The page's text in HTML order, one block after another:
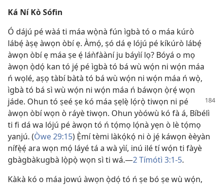
Ká Ní Kò Sófin
Ó dájú pé wàá ti máa wọ̀nà fún ìgbà tó o máa kúrò
lábẹ́ àṣẹ àwọn òbí ẹ. Àmọ́, ṣó dá ẹ lójú pé kíkúrò lábẹ́
àwọn òbí ẹ máa ṣe ẹ́ láǹfààní ju báyìí lọ? Bóyá o mọ
àwọn ọ̀dọ́ kan tó jẹ́ pé ìgbà tó bá wù wọ́n ni wọ́n máa
ń wọlé, aṣọ tàbí bàtà tó bá wù wọ́n ni wọ́n máa ń wọ̀,
ìgbà tó bá sì wù wọ́n ni wọ́n máa ń báwọn ọ̀rẹ́ wọn
jáde. Ohun tó ṣeé ṣe kó máa ṣẹlẹ̀ lọ́rọ̀ tiwọn ni pé
àwọn òbí wọn ò ráyè tiwọn. Ohun yòówù kó fà á, Bíbélì
ti fi dá wa lójú pé àwọn tó ń tọ́mọ lọ́nà yẹn ò lè tọ́mọ
yanjú. (Òwe 29:15) Ẹ̀mí tèmi làkọ́kọ́ ni ò jẹ́ káwọn èèyàn
nífẹ̀ẹ́ ara wọn mọ́ láyé tá a wà yìí, inú ilé tí wọ́n ti fàyè
gbàgbàkugbà lọ̀pọ̀ wọn sì ti wá.—2 Tímótì 3:1-5.
Kàkà kó o máa jowú àwọn ọ̀dọ́ tó ń ṣe bó ṣe wù wọ́n,